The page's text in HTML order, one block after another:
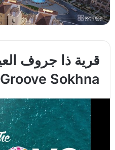
Groove Sokhna